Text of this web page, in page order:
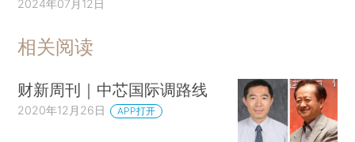
2024年07月12日
相关阅读
财新周刊｜中芯国际调路线
2020年12月26日 APP打开